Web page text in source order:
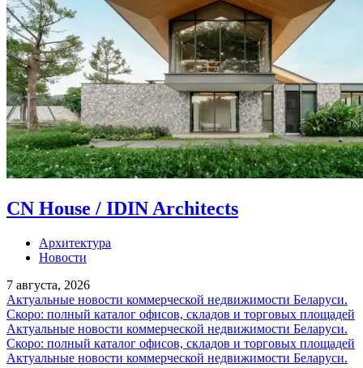
CN House / IDIN Architects
Архитектура
Новости
7 августа, 2026
Актуальные новости коммерческой недвижимости Беларуси.
Скоро: полный каталог офисов, складов и торговых площадей
Актуальные новости коммерческой недвижимости Беларуси.
Скоро: полный каталог офисов, складов и торговых площадей
Актуальные новости коммерческой недвижимости Беларуси.